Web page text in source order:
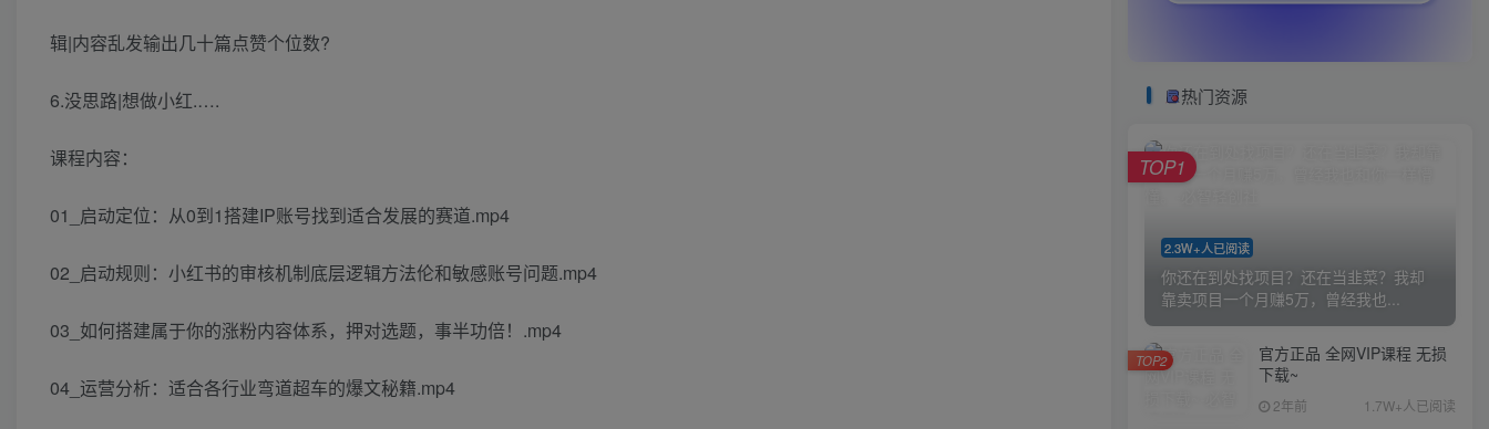
辑|内容乱发输出几十篇点赞个位数?
6.没思路|想做小红.….
课程内容：
01_启动定位：从0到1搭建IP账号找到适合发展的赛道.mp4
02_启动规则：小红书的审核机制底层逻辑方法伦和敏感账号问题.mp4
03_如何搭建属于你的涨粉内容体系，押对选题，事半功倍！.mp4
04_运营分析：适合各行业弯道超车的爆文秘籍.mp4
热门资源
2.3W+人已阅读
你还在到处找项目？还在当韭菜？我却
靠卖项目一个月赚5万，曾经我也...
TOP1
官方正品 全网VIP课程 无损
下载~
2年前 1.7W+人已阅读
TOP2